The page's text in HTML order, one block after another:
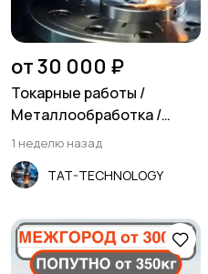
Стройматериалы и
инструменты
Спорт и отдых
от 30 000 ₽
Токарные работы /
Металлообработка /
Фрезеровка
1 неделю назад
TAT-TECHNOLOGY